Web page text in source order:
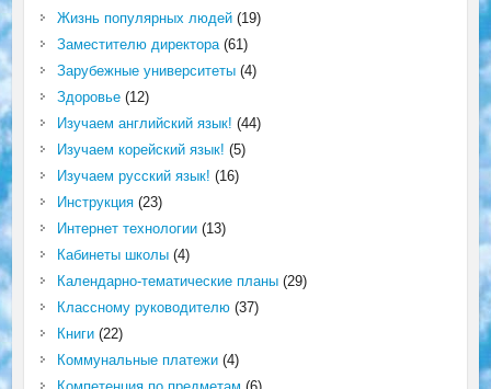
Жизнь популярных людей(19)
Заместителю директора(61)
Зарубежные университеты(4)
Здоровье(12)
Изучаем английский язык! (44)
Изучаем корейский язык! (5)
Изучаем русский язык! (16)
Инструкция(23)
Интернет технологии(13)
Кабинеты школы(4)
Календарно-тематические планы(29)
Классному руководителю(37)
Книги(22)
Коммунальные платежи(4)